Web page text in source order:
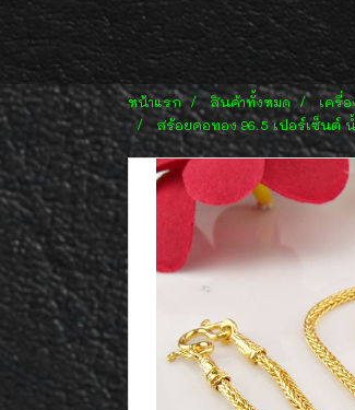
หน้าแรก สินค้าทั้งหมด เครื่
สร้อยคอทอง 96.5 เปอร์เซ็นต์